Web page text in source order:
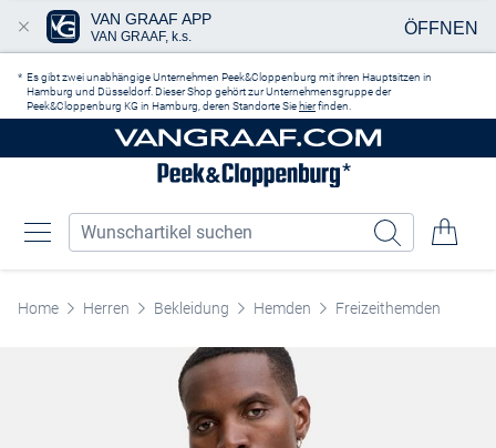
Es gibt zwei unabhängige Unternehmen Peek&Cloppenburg mit ihren Hauptsitzen in
Hamburg und Düsseldorf. Dieser Shop gehört zur Unternehmensgruppe der
Peek&Cloppenburg KG in Hamburg, deren Standorte Sie hierfinden.
Home Herren Bekleidung Hemden Freizeithemden
VAN GRAAF APP
VAN GRAAF, k.s. ÖFFNEN